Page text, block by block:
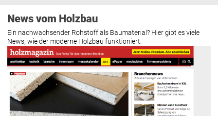
News vom Holzbau
Ein nachwachsender Rohstoff als Baumaterial? Hier gibt es viele
News, wie der moderne Holzbau funktioniert.